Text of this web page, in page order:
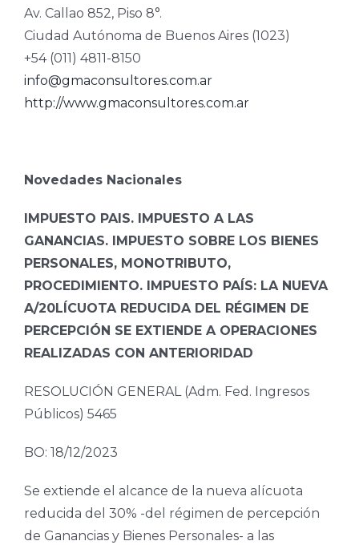
Av. Callao 852, Piso 8°.
Ciudad Autónoma de Buenos Aires (1023)
+54 (011) 4811-8150
info@gmaconsultores.com.ar
http://www.gmaconsultores.com.ar
Novedades Nacionales
IMPUESTO PAIS. IMPUESTO A LAS
GANANCIAS. IMPUESTO SOBRE LOS BIENES
PERSONALES, MONOTRIBUTO,
PROCEDIMIENTO.
IMPUESTO PAÍS: LA NUEVA
A/20LÍCUOTA REDUCIDA DEL RÉGIMEN DE
PERCEPCIÓN SE EXTIENDE A OPERACIONES
REALIZADAS CON ANTERIORIDAD
RESOLUCIÓN GENERAL (Adm. Fed. Ingresos
Públicos) 5465
BO: 18/12/2023
Se extiende el alcance de la nueva alícuota
reducida del 30% -del régimen de percepción
de Ganancias y Bienes Personales- a las